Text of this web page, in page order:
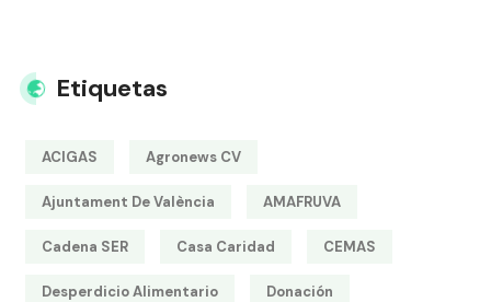
Etiquetas
ACIGAS Agronews CV
Ajuntament De València AMAFRUVA
Cadena SER Casa Caridad CEMAS
Desperdicio Alimentario Donación